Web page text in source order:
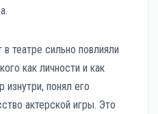
театре сильно повлияли
как личности и как
изнутри, понял его
актерской игры. Это